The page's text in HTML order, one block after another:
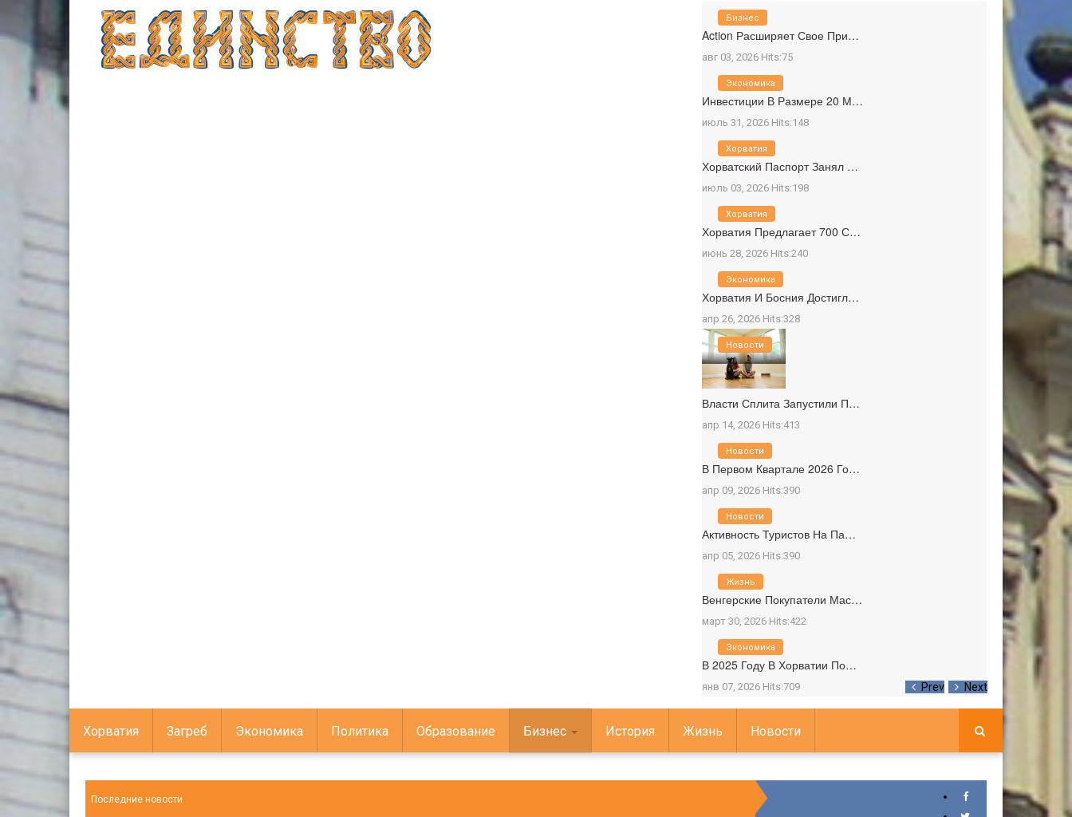
Prev Next
Action Расширяет Свое При…
авг 03, 2026 Hits:75
Бизнес
Инвестиции В Размере 20 М…
июль 31, 2026 Hits:148
Экономика
Хорватский Паспорт Занял …
июль 03, 2026 Hits:198
Хорватия
Хорватия Предлагает 700 С…
июнь 28, 2026 Hits:240
Хорватия
Хорватия И Босния Достигл…
апр 26, 2026 Hits:328
Экономика
Власти Сплита Запустили П…
апр 14, 2026 Hits:413
Новости
В Первом Квартале 2026 Го…
апр 09, 2026 Hits:390
Новости
Активность Туристов На Па…
апр 05, 2026 Hits:390
Новости
Венгерские Покупатели Мас…
март 30, 2026 Hits:422
Жизнь
В 2025 Году В Хорватии По…
янв 07, 2026 Hits:709
Экономика
Хорватия Загреб Экономика Политика Образование Бизнес История Жизнь Новости
Последние новости